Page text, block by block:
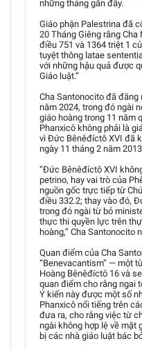
những tháng gần đây.
Giáo phận Palestrina đã
20 Tháng Giêng rằng
điều 751 và 1364 triệt 1
tuyệt thông latae
với những hậu quả được
Giáo luật.”
Cha Santonocito đã đăng
năm 2024, trong đó ngài
giáo hoàng trong 11 năm
Phanxicô không phải là
vì Đức Bênêđíctô XVI đã
ngày 11 tháng 2 năm
“Đức Bênêđíctô XVI
petrino, hay vai trò của
nguồn gốc trực tiếp từ
điều 332.2; thay vào đó,
trong đó ngài từ bỏ
thực thi quyền lực trên
hoàng,” Cha Santonocito
Quan điểm của Cha
“Benevacantism” — một
Hoàng Bênêđíctô 16 và
quan điểm cho rằng ngai
Ý kiến này được một số
Phanxicô nổi tiếng trên
đưa ra, cho rằng việc từ
ngài không hợp lệ về mặt
bị các nhà giáo luật bác